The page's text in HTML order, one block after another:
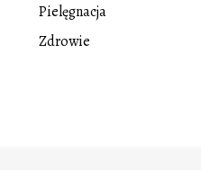
Pielęgnacja
Zdrowie